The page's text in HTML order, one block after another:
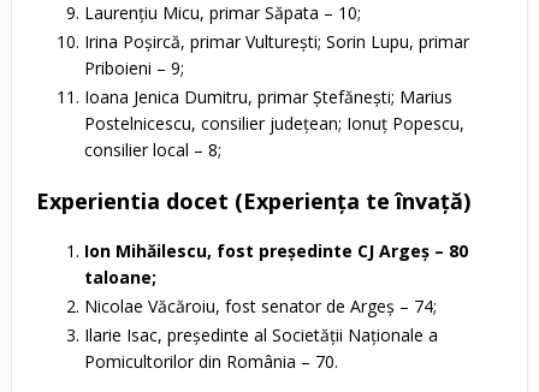
Laurenţiu Micu, primar Săpata – 10;
Irina Poşircă, primar Vultureşti; Sorin Lupu, primar
Priboieni – 9;
Ioana Jenica Dumitru, primar Ştefăneşti; Marius
Postelnicescu, consilier judeţean; Ionuţ Popescu,
consilier local – 8;
Experientia docet (Experienţa te învaţă)
Ion Mihăilescu, fost preşedinte CJ Argeş – 80
taloane;
Nicolae Văcăroiu, fost senator de Argeş – 74;
Ilarie Isac, preşedinte al Societăţii Naţionale a
Pomicultorilor din România – 70.